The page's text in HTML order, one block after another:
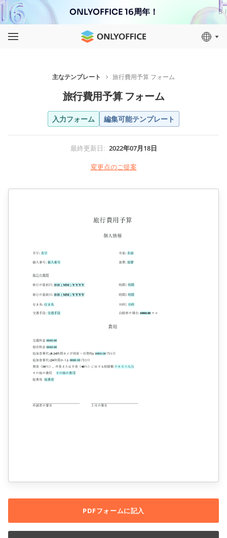
ONLYOFFICE 16周年！
主なテンプレート 旅行費用予算 フォーム
旅行費用予算 フォーム
入力フォーム 編集可能テンプレート
最終更新日: 2022年07月18日
変更点のご提案
PDFフォームに記入